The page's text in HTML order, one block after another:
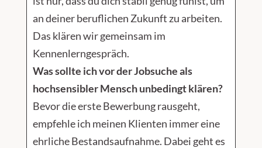
an deiner beruflichen Zukunft zu arbeiten.
Das klären wir gemeinsam im
Kennenlerngespräch.
Was sollte ich vor der Jobsuche als
hochsensibler Mensch unbedingt klären?
Bevor die erste Bewerbung rausgeht,
empfehle ich meinen Klienten immer eine
ehrliche Bestandsaufnahme. Dabei geht es